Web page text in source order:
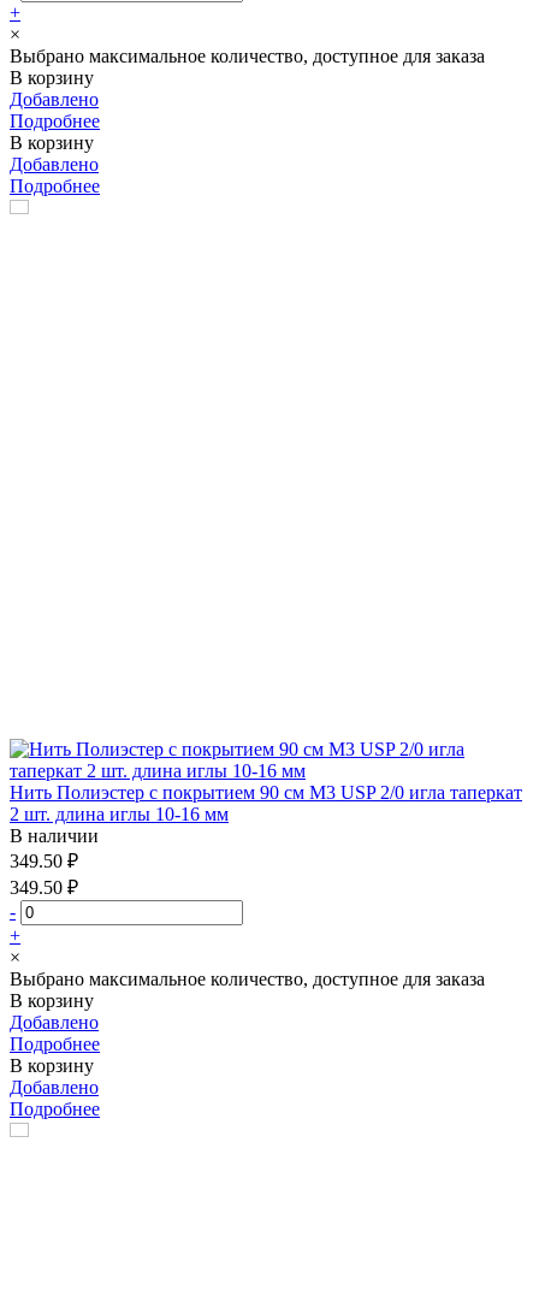
+
×
Выбрано максимальное количество, доступное для заказа
В корзину
Добавлено
Подробнее
В корзину
Добавлено
Подробнее
Нить Полиэстер с покрытием 90 см М3 USP 2/0 игла таперкат
2 шт. длина иглы 10-16 мм
В наличии
349.50 ₽
349.50 ₽
-
+
×
Выбрано максимальное количество, доступное для заказа
В корзину
Добавлено
Подробнее
В корзину
Добавлено
Подробнее